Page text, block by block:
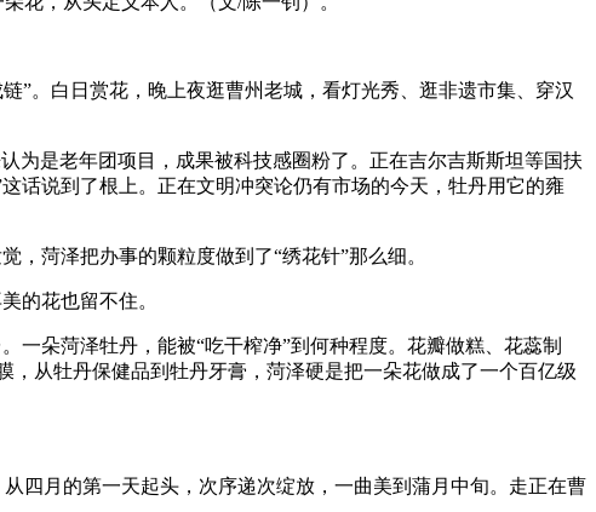
”。白日赏花，晚上夜逛曹州老城，看灯光秀、逛非遗市集、穿汉
是老年团项目，成果被科技感圈粉了。正在吉尔吉斯斯坦等国扶
话说到了根上。正在文明冲突论仍有市场的今天，牡丹用它的雍
菏泽把办事的颗粒度做到了“绣花针”那么细。
的花也留不住。
朵菏泽牡丹，能被“吃干榨净”到何种程度。花瓣做糕、花蕊制
从牡丹保健品到牡丹牙膏，菏泽硬是把一朵花做成了一个百亿级
月的第一天起头，次序递次绽放，一曲美到蒲月中旬。走正在曹